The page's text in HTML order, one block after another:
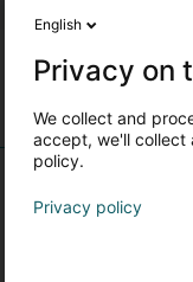
English
Privacy on
We collect and
accept, we'll collect
policy.
Privacy policy